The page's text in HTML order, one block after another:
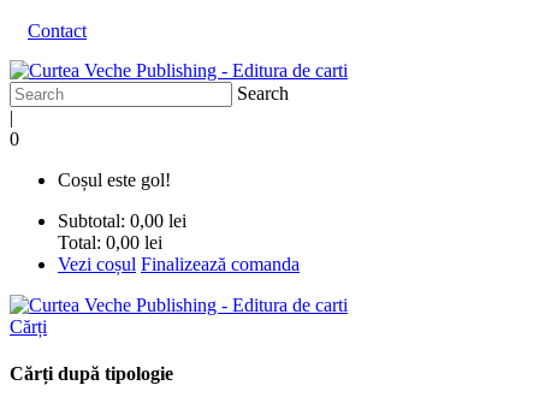
Contact
Search
|
0
Coșul este gol!
Subtotal: 0,00 lei
Total: 0,00 lei
Vezi coșul Finalizează comanda
Cărți
Cărți după tipologie